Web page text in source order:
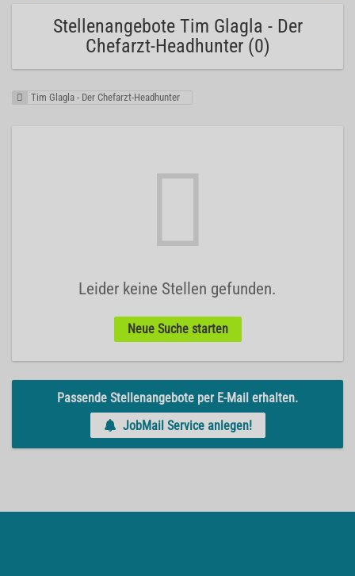
Stellenangebote Tim Glagla - Der
Chefarzt-Headhunter (0)
Tim Glagla - Der Chefarzt-Headhunter
Leider keine Stellen gefunden.
Neue Suche starten
Passende Stellenangebote per E-Mail erhalten.
JobMail Service anlegen!